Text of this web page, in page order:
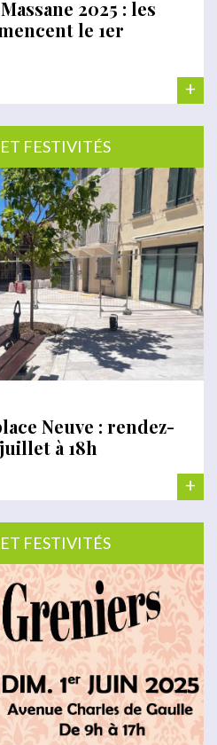
2025 : les
le 1er
+
FESTIVITÉS
Neuve : rendez-
à 18h
+
FESTIVITÉS